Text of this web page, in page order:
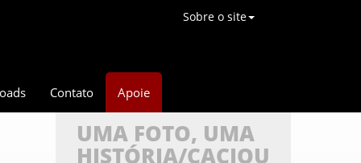
Sobre o site
Contato Apoie
UMA FOTO, UMA
HISTÓRIA/CACIQU